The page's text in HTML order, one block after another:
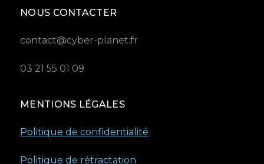
NOUS CONTACTER
contact@cyber-planet.fr
03 21 55 01 09
MENTIONS LÉGALES
Politique de confidentialité
Politique de rétractation